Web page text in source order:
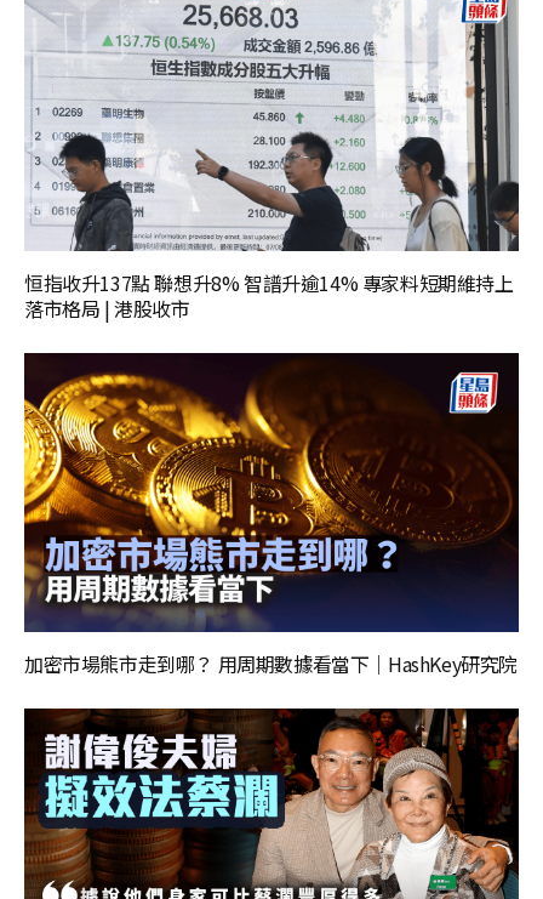
恒指收升137點 聯想升8% 智譜升逾14% 專家料短期維持上
落市格局 | 港股收市
加密市場熊市走到哪？ 用周期數據看當下｜HashKey研究院